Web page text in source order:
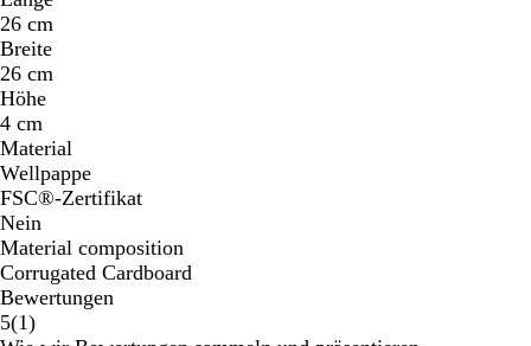
26 cm
Breite
26 cm
Höhe
4 cm
Material
Wellpappe
FSC®-Zertifikat
Nein
Material composition
Corrugated Cardboard
Bewertungen
5(11
)